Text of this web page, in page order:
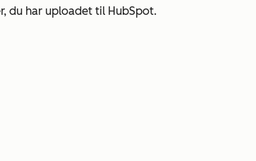
du har uploadet til HubSpot.